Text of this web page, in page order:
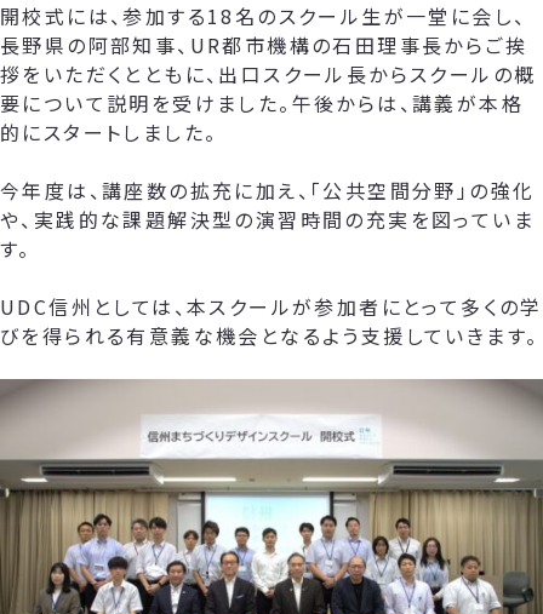
開校式には、参加する18名のスクール生が一堂に会し、
長野県の阿部知事、UR都市機構の石田理事長からご挨
拶をいただくとともに、出口スクール長からスクールの概
要について説明を受けました。午後からは、講義が本格
的にスタートしました。
今年度は、講座数の拡充に加え、「公共空間分野」の強化
や、実践的な課題解決型の演習時間の充実を図っていま
す。
UDC信州としては、本スクールが参加者にとって多くの学
びを得られる有意義な機会となるよう支援していきます。